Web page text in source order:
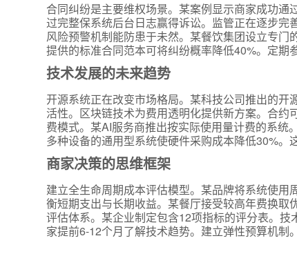
合同纠纷是主要维权场景。某案例显示商家成功
过完整保系统后台日志赢得诉讼。监管正在逐步
风险预警机制能防患于未然。某餐饮集团设立专
提供的标准合同范本可将纠纷概率降低40%。定期
技术发展的未来趋势
开源系统正在改变市场格局。某科技公司推出的
活性。区块链技术为费用透明化提供新方案。合
费模式。某AI服务商推出按实际使用量计费的系
多种设备的通用型系统使硬件采购成本降低30%。
商家决策的思维框架
建立全生命周期成本评估模型。某品牌将系统使
衡短期支出与长期收益。某餐厅接受较高年费换
评估体系。某企业制定包含12项指标的评分表。
家提前6-12个月了解技术趋势。建立弹性预算机制